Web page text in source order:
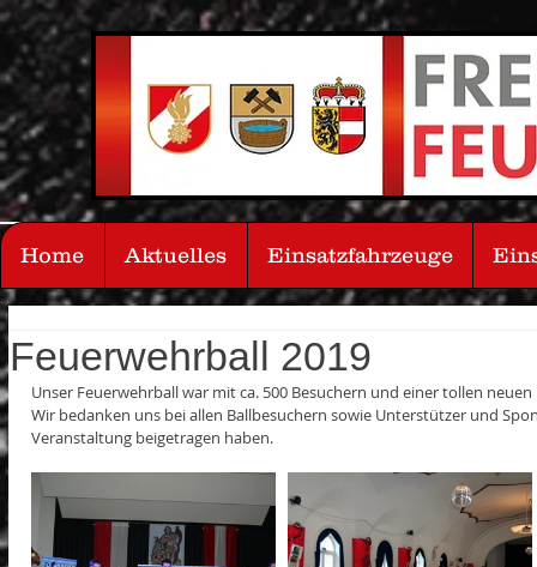
Feuerwehrball 2019
Unser Feuerwehrball war mit ca. 500 Besuchern und einer tollen
Wir bedanken uns bei allen Ballbesuchern sowie Unterstützer und
Veranstaltung beigetragen haben.
Home Aktuelles Einsatzfahrzeuge